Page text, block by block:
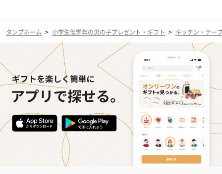
タンプホーム > 小学生低学年の男の子プレゼント・ギフト > キッチン・テー